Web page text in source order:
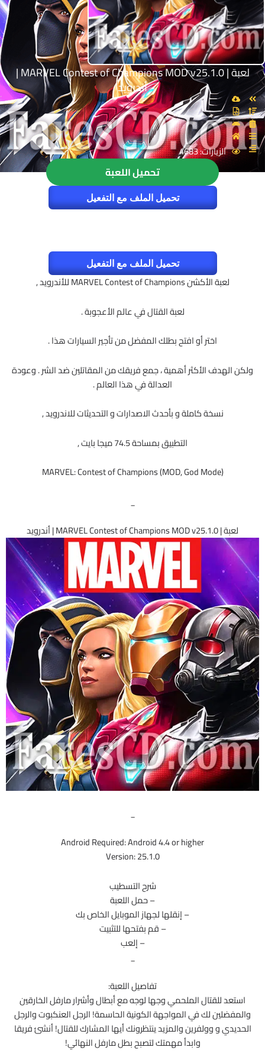
لعبة | MARVEL Contest of Champions MOD v25.1.0 |
أندرويد
الزيارات: 4683
تحميل اللعبة
تحميل الملف مع التفعيل
تحميل الملف مع التفعيل
لعبة الأكشن MARVEL Contest of Champions للأندرويد ,
لعبة القتال في عالم الأعجوبة .
اختر أو افتح بطلك المفضل من تأجير السيارات هذا .
ولكن الهدف الأكثر أهمية ، جمع فريقك من المقاتلين ضد الشر .وعودة
العدالة في هذا العالم .
نسخة كاملة و بأحدث الاصدارات و التحديثات للاندرويد ,
التطبيق بمساحة 74.5 ميجا بايت ,
MARVEL: Contest of Champions (MOD, God Mode)
_
لعبة | MARVEL Contest of Champions MOD v25.1.0 | أندرويد
_
Android Required: Android 4.4 or higher
Version: 25.1.0
شرح التسطيب
– حمل اللعبة
– إنقلها لجهاز الموبايل الخاص بك
– قم بفتحها للتثبيت
– إلعب
_
تفاصيل اللعبة:
استعد للقتال الملحمي وجها لوجه مع أبطال وأشرار مارفل الخارقين
والمفضلين لك في المواجهة الكونية الحاسمة! الرجل العنكبوت والرجل
الحديدي و وولفرين والمزيد ينتظرونك أيها المشارك للقتال! أنشئ فريقا
وابدأ مهمتك لتصبح بطل مارفل النهائي!